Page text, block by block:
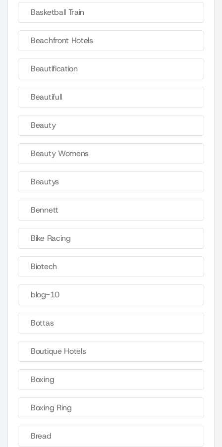
Basketball Train
Beachfront Hotels
Beautification
Beautifull
Beauty
Beauty Womens
Beautys
Bennett
Bike Racing
Biotech
blog-10
Bottas
Boutique Hotels
Boxing
Boxing Ring
Bread